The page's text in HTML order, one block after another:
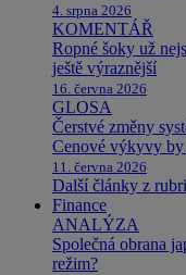
4. srpna 2026
KOMENTÁŘ
Ropné šoky už
ještě výraznější
16. června 2026
GLOSA
Čerstvé změny
Cenové výkyvy
11. června 2026
Další články z
Finance
ANALÝZA
Společná obrana
režim?